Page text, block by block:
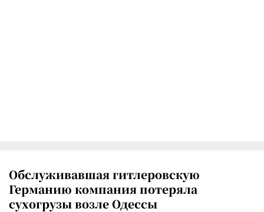
Обслуживавшая гитлеровскую
Германию компания потеряла
сухогрузы возле Одессы